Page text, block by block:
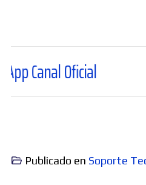
Oficial
Publicado en Soporte